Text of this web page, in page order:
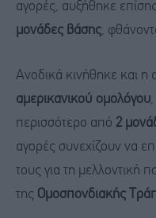
αγορές, αυξήθηκε
μονάδες βάσης,
Ανοδικά κινήθηκε και η
αμερικανικού ομολόγου
περισσότερο από 2
αγορές συνεχίζουν να
τους για τη μελλοντική
της Ομοσπονδιακής